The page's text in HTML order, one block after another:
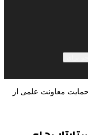
حمایت معاونت علمی از